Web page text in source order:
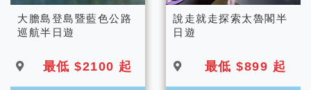
大膽島登島暨藍色公路
巡航半日遊
最低 $2100 起
說走就走探索太魯閣半
日遊
最低 $899 起